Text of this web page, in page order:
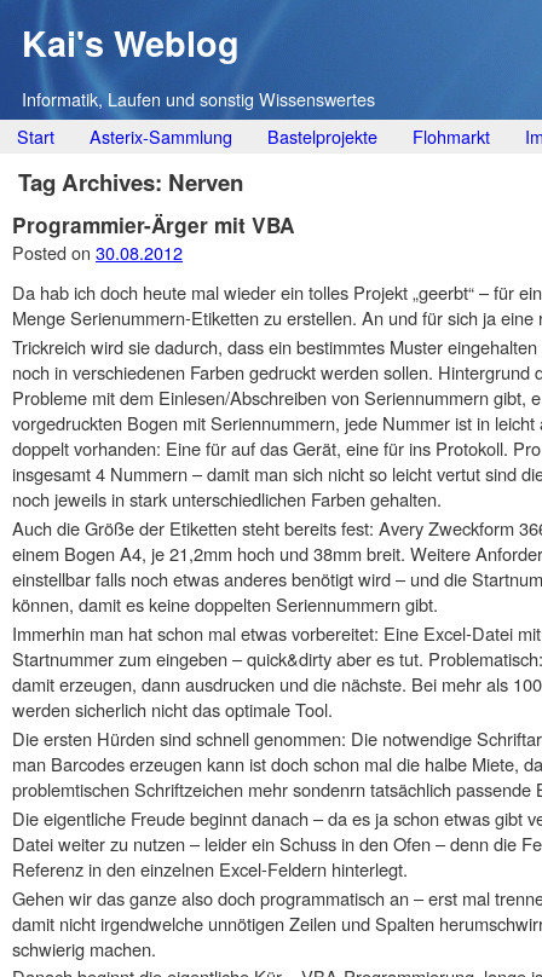
Kai's Weblog
Informatik, Laufen und sonstig Wissenswertes
Main menu
Skip
to
content
Start Asterix-Sammlung Bastelprojekte Flohmarkt
Tag Archives: Nerven
Programmier-Ärger mit VBA
Posted on 30.08.2012
Da hab ich doch heute mal wieder ein tolles Projekt „geerbt“ – für
Menge Serienummern-Etiketten zu erstellen. An und für sich ja
Trickreich wird sie dadurch, dass ein bestimmtes Muster
noch in verschiedenen Farben gedruckt werden sollen. Hintergrund
Probleme mit dem Einlesen/Abschreiben von Seriennummern gibt,
vorgedruckten Bogen mit Seriennummern, jede Nummer ist in
doppelt vorhanden: Eine für auf das Gerät, eine für ins Protokoll.
insgesamt 4 Nummern – damit man sich nicht so leicht vertut sind
noch jeweils in stark unterschiedlichen Farben gehalten.
Auch die Größe der Etiketten steht bereits fest: Avery Zweckform
einem Bogen A4, je 21,2mm hoch und 38mm breit. Weitere
einstellbar falls noch etwas anderes benötigt wird – und die
können, damit es keine doppelten Seriennummern gibt.
Immerhin man hat schon mal etwas vorbereitet: Eine Excel-Datei
Startnummer zum eingeben – quick&dirty aber es tut.
damit erzeugen, dann ausdrucken und die nächste. Bei mehr als
werden sicherlich nicht das optimale Tool.
Die ersten Hürden sind schnell genommen: Die notwendige
man Barcodes erzeugen kann ist doch schon mal die halbe Miete,
problemtischen Schriftzeichen mehr sondenrn tatsächlich passende
Die eigentliche Freude beginnt danach – da es ja schon etwas gibt
Datei weiter zu nutzen – leider ein Schuss in den Ofen – denn die
Referenz in den einzelnen Excel-Feldern hinterlegt.
Gehen wir das ganze also doch programmatisch an – erst mal
damit nicht irgendwelche unnötigen Zeilen und Spalten
schwierig machen.